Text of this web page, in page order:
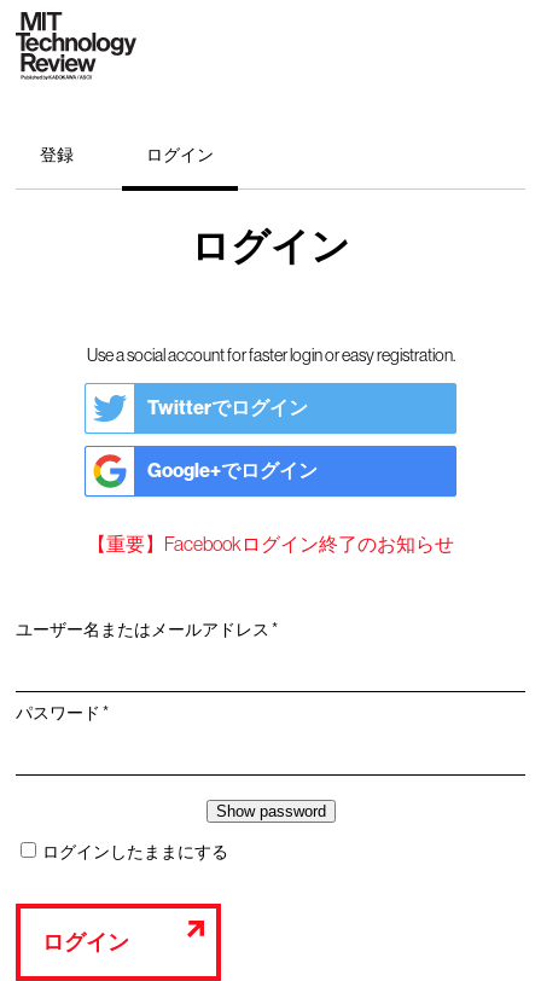
登録 ログイン
ログイン
Use a social account for faster login or easy registration.
Twitterでログイン
Google+でログイン
【重要】Facebookログイン終了のお知らせ
ユーザー名またはメールアドレス*必
パスワード*必
ログインしたままにする
ログイン